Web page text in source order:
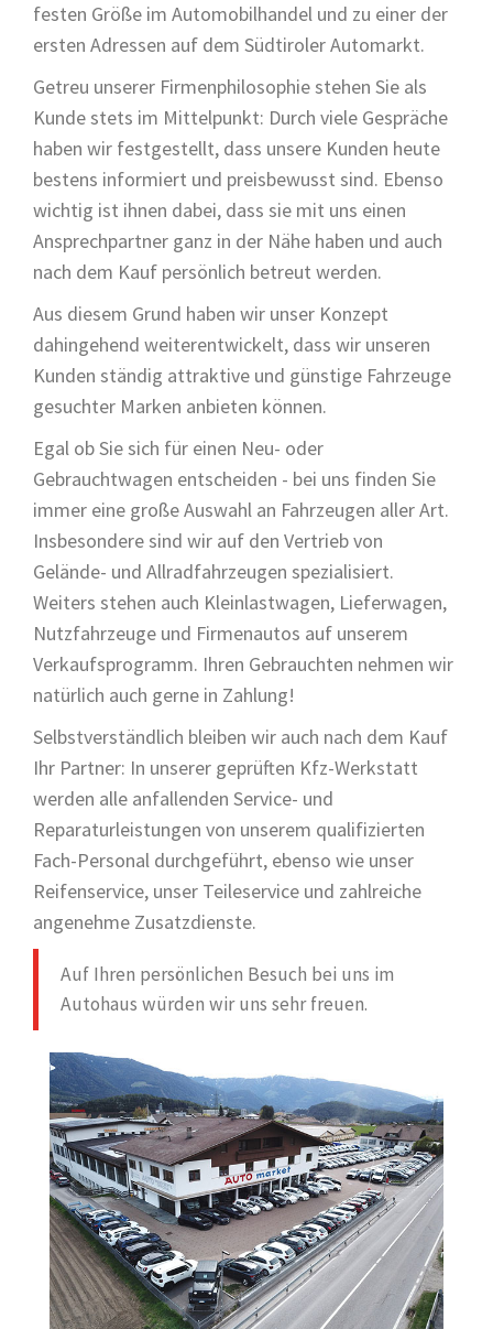
festen Größe im Automobilhandel und zu einer der
ersten Adressen auf dem Südtiroler Automarkt.
Getreu unserer Firmenphilosophie stehen Sie als
Kunde stets im Mittelpunkt: Durch viele Gespräche
haben wir festgestellt, dass unsere Kunden heute
bestens informiert und preisbewusst sind. Ebenso
wichtig ist ihnen dabei, dass sie mit uns einen
Ansprechpartner ganz in der Nähe haben und auch
nach dem Kauf persönlich betreut werden.
Aus diesem Grund haben wir unser Konzept
dahingehend weiterentwickelt, dass wir unseren
Kunden ständig attraktive und günstige Fahrzeuge
gesuchter Marken anbieten können.
Egal ob Sie sich für einen Neu- oder
Gebrauchtwagen entscheiden - bei uns finden Sie
immer eine große Auswahl an Fahrzeugen aller Art.
Insbesondere sind wir auf den Vertrieb von
Gelände- und Allradfahrzeugen spezialisiert.
Weiters stehen auch Kleinlastwagen, Lieferwagen,
Nutzfahrzeuge und Firmenautos auf unserem
Verkaufsprogramm. Ihren Gebrauchten nehmen wir
natürlich auch gerne in Zahlung!
Selbstverständlich bleiben wir auch nach dem Kauf
Ihr Partner: In unserer geprüften Kfz-Werkstatt
werden alle anfallenden Service- und
Reparaturleistungen von unserem qualifizierten
Fach-Personal durchgeführt, ebenso wie unser
Reifenservice, unser Teileservice und zahlreiche
angenehme Zusatzdienste.
Auf Ihren persönlichen Besuch bei uns im
Autohaus würden wir uns sehr freuen.